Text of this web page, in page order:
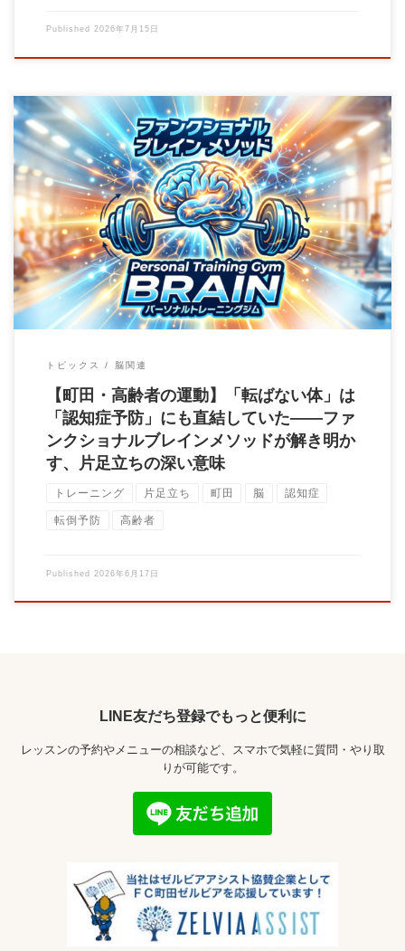
Published 2026年7月15日
「最近、段差でつまずくことが増えた気がする」 「親が転倒し
て、骨折してしまった……」 「認知症が心配 […]
トピックス 脳関連
【町田・高齢者の運動】「転ばない体」は
「認知症予防」にも直結していた——ファ
ンクショナルブレインメソッドが解き明か
す、片足立ちの深い意味
トレーニング 片足立ち 町田 脳 認知症
転倒予防 高齢者
Published 2026年6月17日
LINE友だち登録でもっと便利に
レッスンの予約やメニューの相談など、スマホで気軽に質問・やり取
りが可能です。